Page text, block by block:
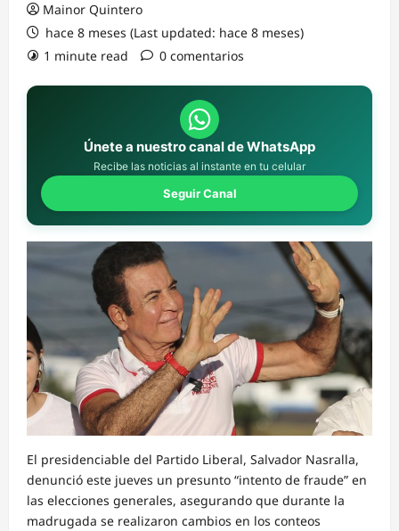
Mainor Quintero
hace 8 meses (Last updated: hace 8 meses)
1 minute read
0 comentarios
Únete a nuestro canal de WhatsApp
Recibe las noticias al instante en tu celular
Seguir Canal
El presidenciable del Partido Liberal, Salvador Nasralla,
denunció este jueves un presunto “intento de fraude” en
las elecciones generales, asegurando que durante la
madrugada se realizaron cambios en los conteos